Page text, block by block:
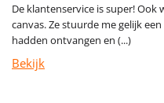
De klantenservice is super!
canvas. Ze stuurde me gelijk
hadden ontvangen en (...)
Bekijk